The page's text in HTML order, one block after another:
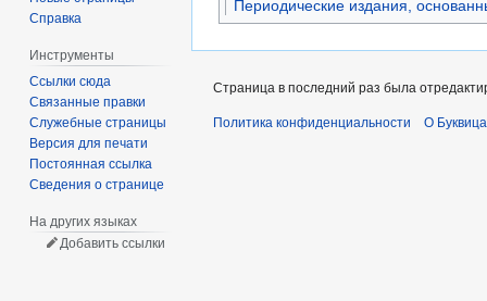
Периодические издания,
Справка
Инструменты
Ссылки сюда
Связанные правки
Служебные страницы
Версия для печати
Постоянная ссылка
Сведения о странице
На других языках
Добавить ссылки
Страница в последний раз была
Политика конфиденциальности О Буквица